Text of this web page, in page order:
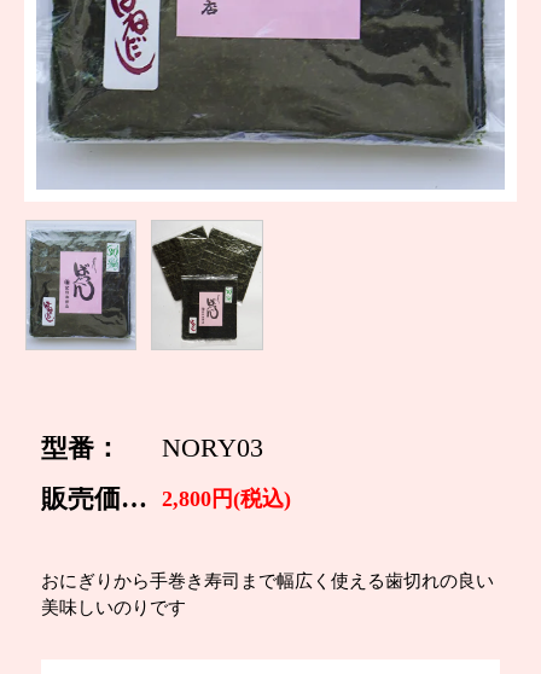
型番：
NORY03
販売価格：
2,800円(税込)
おにぎりから手巻き寿司まで幅広く使える歯切れの良い
美味しいのりです